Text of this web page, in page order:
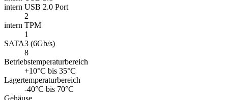
intern USB 2.0 Port
2
intern TPM
1
SATA3 (6Gb/s)
8
Betriebstemperaturbereich
+10°C bis 35°C
Lagertemperaturbereich
-40°C bis 70°C
Gehäuse